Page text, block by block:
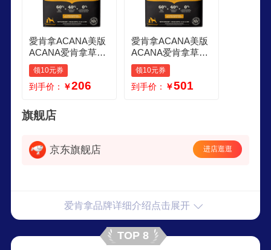
愛肯拿ACANA美版
ACANA爱肯拿草原
盛宴狗粮成犬幼犬
通用进口全犬粮2kg
草原家禽犬粮2kg效
领10元券
到手价： ￥206
愛肯拿ACANA美版
ACANA爱肯拿草原
盛宴狗粮成犬幼犬
通用进口全犬粮58k
g 草原家禽犬粮58k
领10元券
到手价： ￥501
旗舰店
京东旗舰店 进店逛逛
爱肯拿品牌详细介绍点击展开
TOP 8